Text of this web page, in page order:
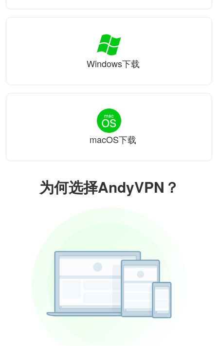
为何选择AndyVPN？
Windows下载
macOS下载